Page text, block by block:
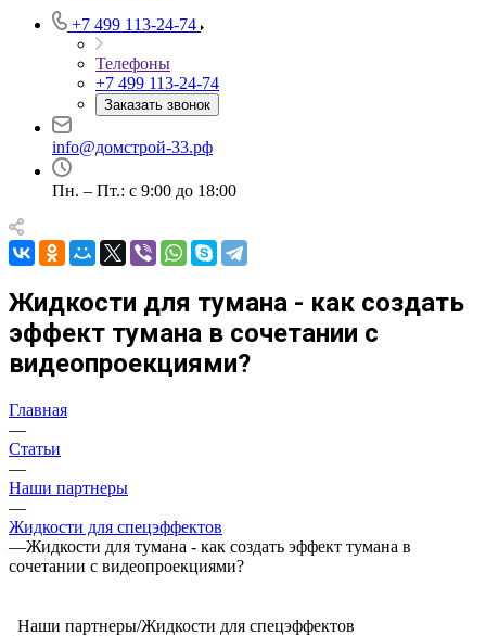
+7 499 113-24-74
Телефоны
+7 499 113-24-74
Заказать звонок
info@домстрой-33.рф
Пн. – Пт.: с 9:00 до 18:00
Жидкости для тумана - как создать
эффект тумана в сочетании с
видеопроекциями?
Главная
—
Статьи
—
Наши партнеры
—
Жидкости для спецэффектов
—Жидкости для тумана - как создать эффект тумана в
сочетании с видеопроекциями?
Наши партнеры/Жидкости для спецэффектов